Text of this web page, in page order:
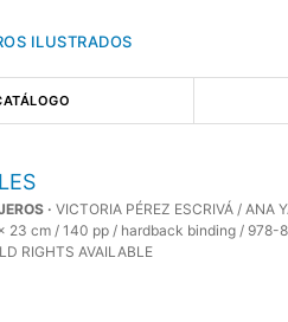
ILUSTRADOS
· VICTORIA PÉREZ ESCRIVÁ / ANA
23 cm / 140 pp / hardback binding /
RIGHTS AVAILABLE